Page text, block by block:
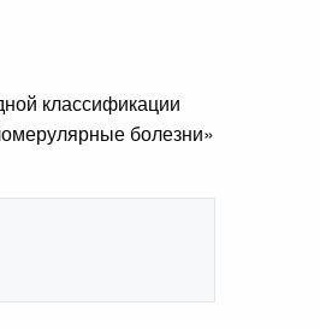
классификации
болезни»